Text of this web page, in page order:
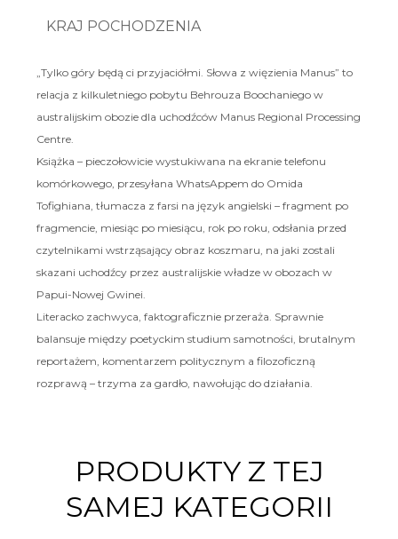
KRAJ POCHODZENIA
„Tylko góry będą ci przyjaciółmi. Słowa z więzienia Manus” to
relacja z kilkuletniego pobytu Behrouza Boochaniego w
australijskim obozie dla uchodźców Manus Regional Processing
Centre.
Książka – pieczołowicie wystukiwana na ekranie telefonu
komórkowego, przesyłana WhatsAppem do Omida
Tofighiana, tłumacza z farsi na język angielski – fragment po
fragmencie, miesiąc po miesiącu, rok po roku, odsłania przed
czytelnikami wstrząsający obraz koszmaru, na jaki zostali
skazani uchodźcy przez australijskie władze w obozach w
Papui-Nowej Gwinei.
Literacko zachwyca, faktograficznie przeraża. Sprawnie
balansuje między poetyckim studium samotności, brutalnym
reportażem, komentarzem politycznym a filozoficzną
rozprawą – trzyma za gardło, nawołując do działania.
PRODUKTY Z TEJ
SAMEJ KATEGORII